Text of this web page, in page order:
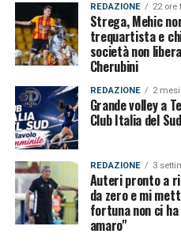
REDAZIONE 22 ore
Strega, Mehic
trequartista e
società non
Cherubini
REDAZIONE 2
Grande volley a
Club Italia del Sud
REDAZIONE 3
Auteri pronto a
da zero e mi
fortuna non ci
amaro"